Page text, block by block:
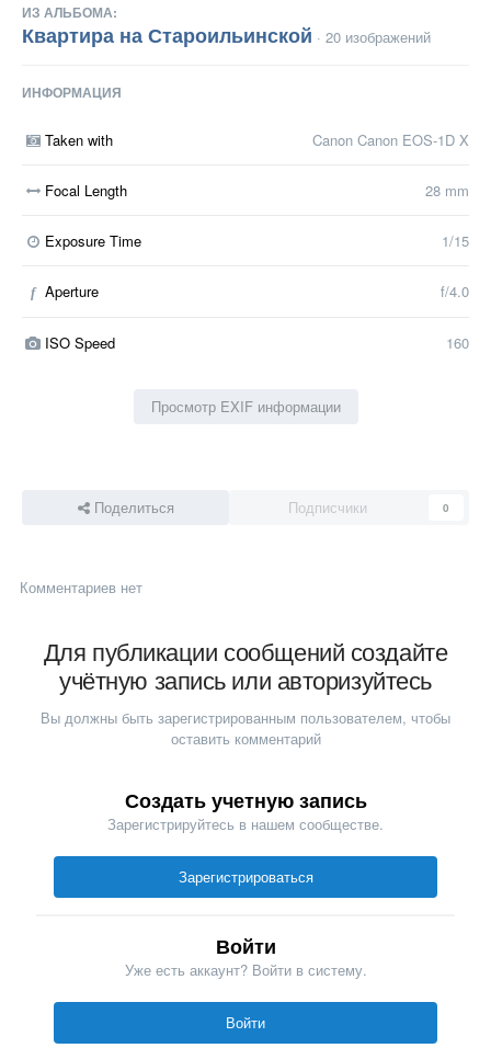
ИЗ АЛЬБОМА:
Квартира на Староильинской · 20 изображений
ИНФОРМАЦИЯ
Taken with Canon Canon EOS-1D X
Focal Length 28 mm
Exposure Time 1/15
f Aperture f/4.0
ISO Speed 160
Просмотр EXIF информации
Поделиться Подписчики 0
Комментариев нет
Для публикации сообщений создайте
учётную запись или авторизуйтесь
Вы должны быть зарегистрированным пользователем, чтобы
оставить комментарий
Создать учетную запись
Зарегистрируйтесь в нашем сообществе.
Зарегистрироваться
Войти
Уже есть аккаунт? Войти в систему.
Войти